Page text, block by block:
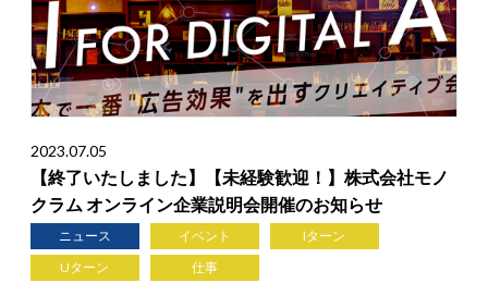
2023.07.05
【終了いたしました】【未経験歓迎！】株式会社モノ
クラム オンライン企業説明会開催のお知らせ
ニュース イベント
Iターン
Uターン
仕事